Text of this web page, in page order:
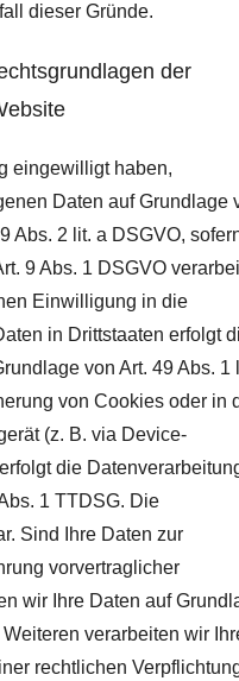
dieser Gründe.
der
eingewilligt haben,
Daten auf Grundlage
Abs. 2 lit. a DSGVO,
9 Abs. 1 DSGVO
Einwilligung in die
in Drittstaaten erfolgt
von Art. 49 Abs. 1
von Cookies oder in
(z. B. via Device-
die
1 TTDSG. Die
Sind Ihre Daten zur
vorvertraglicher
wir Ihre Daten auf
verarbeiten wir
rechtlichen